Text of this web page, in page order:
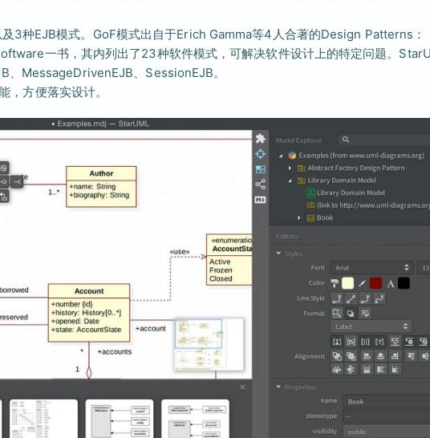
3种EJB模式。GoF模式出自于Erich Gamma等4人合著的Design Patterns：
一书，其内列出了23种软件模式，可解决软件设计上的特定问题。
、MessageDrivenEJB、SessionEJB。
，方便落实设计。